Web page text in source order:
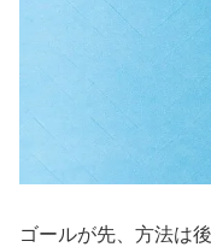
ゴールが先、方法は後